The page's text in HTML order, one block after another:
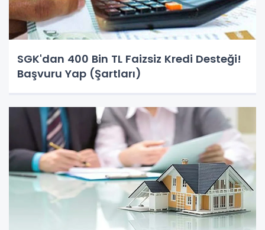
SGK'dan 400 Bin TL Faizsiz Kredi Desteği!
Başvuru Yap (Şartları)